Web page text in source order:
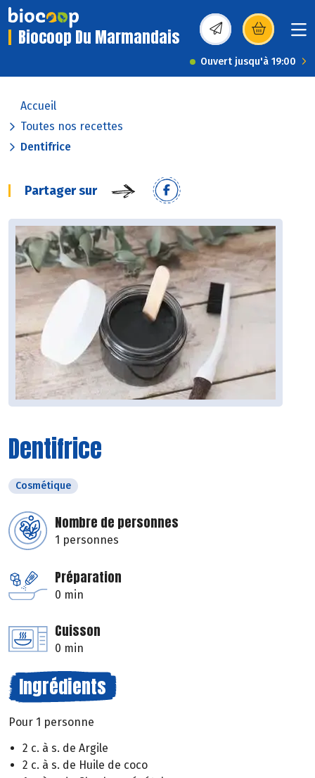
Biocoop Du Marmandais (s’ouvre dans une
Ouvert jusqu'à 19:00
Accueil
Toutes nos recettes
Dentifrice
Partager sur
Dentifrice
Cosmétique
Nombre de personnes
1 personnes
Préparation
0 min
Cuisson
0 min
Ingrédients
Pour 1 personne
2 c. à s. de Argile
2 c. à s. de Huile de coco